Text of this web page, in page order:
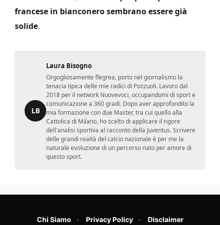
francese in bianconero sembrano essere già
solide.
LB
Laura Bisogno
Orgogliosamente flegrea, porto nel giornalismo la
tenacia tipica delle mie radici di Pozzuoli. Lavoro dal
2018 per il network Nuovevoci, occupandomi di sport e
comunicazione a 360 gradi. Dopo aver approfondito la
mia formazione con due Master, tra cui quello alla
Cattolica di Milano, ho scelto di applicare il rigore
dell'analisi sportiva al racconto della Juventus. Scrivere
delle grandi realtà del calcio nazionale è per me la
naturale evoluzione di un percorso nato per amore di
questo sport.
Chi Siamo Privacy Policy Disclaimer